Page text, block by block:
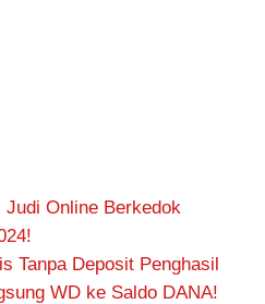
Judi Online Berkedok
Tanpa Deposit Penghasil
WD ke Saldo DANA!